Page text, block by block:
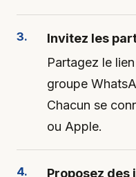
Invitez les
Partagez le
groupe
Chacun se
ou Apple.
Proposez des